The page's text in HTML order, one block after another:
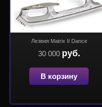
Лезвия Matrix II Dance
30 000 руб.
В корзину